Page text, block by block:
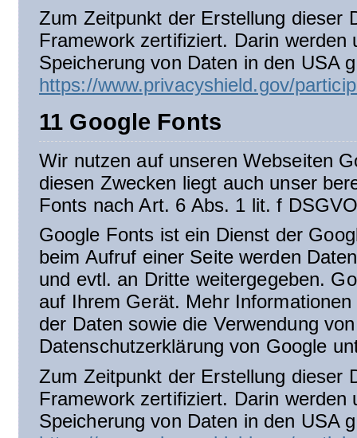
Zum Zeitpunkt der Erstellung dieser
Framework zertifiziert. Darin
Speicherung von Daten in den USA
https://www.privacyshield.gov/
11 Google Fonts
Wir nutzen auf unseren Webseiten
diesen Zwecken liegt auch unser
Fonts nach Art. 6 Abs. 1 lit. f
Google Fonts ist ein Dienst der
beim Aufruf einer Seite werden
und evtl. an Dritte weitergegeben.
auf Ihrem Gerät. Mehr
der Daten sowie die Verwendung
Datenschutzerklärung von Google
Zum Zeitpunkt der Erstellung dieser
Framework zertifiziert. Darin
Speicherung von Daten in den USA